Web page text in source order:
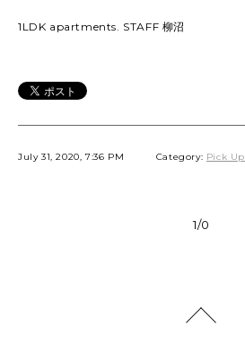
1LDK apartments. STAFF 柳沼
July 31, 2020, 7:36 PM Category: Pick Up
1/0